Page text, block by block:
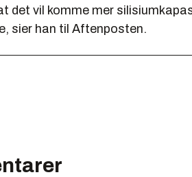
det vil komme mer
sier han til Aftenposten.